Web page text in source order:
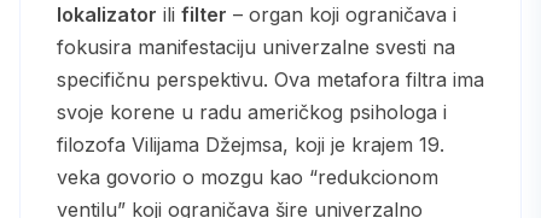
lokalizator ili filter – organ koji ograničava i
fokusira manifestaciju univerzalne svesti na
specifičnu perspektivu. Ova metafora filtra ima
svoje korene u radu američkog psihologa i
filozofa Vilijama Džejmsa, koji je krajem 19.
veka govorio o mozgu kao “redukcionom
ventilu” koji ograničava šire univerzalno